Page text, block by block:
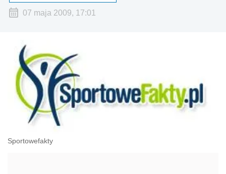
07 maja 2009, 17:01
Sportowefakty